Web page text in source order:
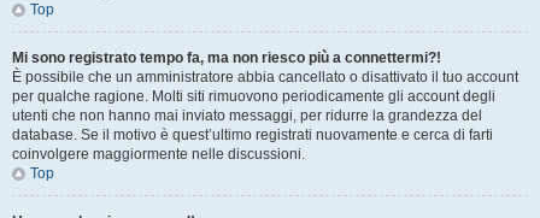
Top
Mi sono registrato tempo fa, ma non riesco più a connettermi?!
È possibile che un amministratore abbia cancellato o disattivato il tuo account
per qualche ragione. Molti siti rimuovono periodicamente gli account degli
utenti che non hanno mai inviato messaggi, per ridurre la grandezza del
database. Se il motivo è quest’ultimo registrati nuovamente e cerca di farti
coinvolgere maggiormente nelle discussioni.
Top